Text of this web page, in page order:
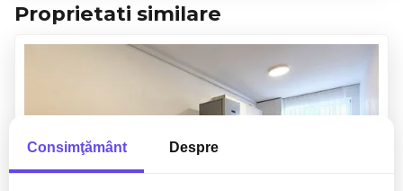
Proprietati similare
Consimţământ Despre